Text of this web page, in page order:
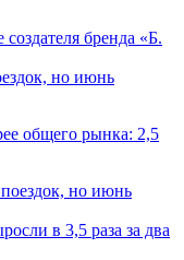
но июнь
общего рынка: 2,5
в 3,5 раза за два